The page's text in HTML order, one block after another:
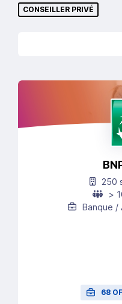
CONSEILLER PRIVÉ
250
>
Banque /
68